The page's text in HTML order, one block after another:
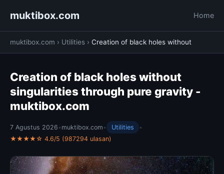
muktibox.com Home
muktibox.com › Utilities › Creation of black holes without
Creation of black holes without
singularities through pure gravity -
muktibox.com
7 Agustus 2026 • muktibox.com • Utilities
•
★★★★☆ 4.6/5 (987294 ulasan)